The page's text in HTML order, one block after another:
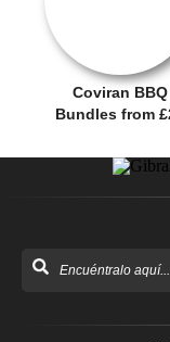
Coviran BBQ
Bundles from